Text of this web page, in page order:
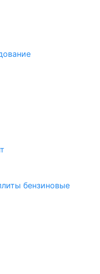
бензиновые